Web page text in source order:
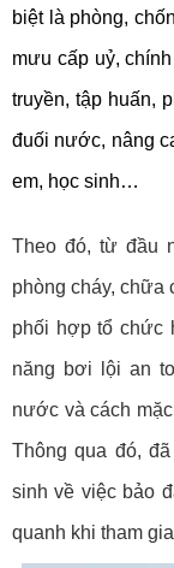
biệt là phòng,
mưu cấp uỷ,
truyền, tập huấn,
đuối nước, nâng
em, học sinh…
Theo đó, từ đầu
phòng cháy, chữa
phối hợp tổ chức
năng bơi lội an
nước và cách
Thông qua đó,
sinh về việc bảo
quanh khi tham